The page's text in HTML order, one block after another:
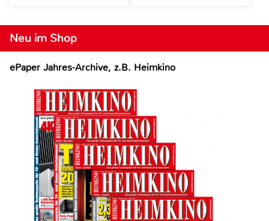
Neu im Shop
ePaper Jahres-Archive, z.B. Heimkino